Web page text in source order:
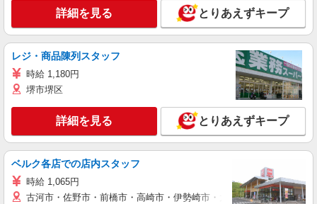
詳細を見る とりあえずキープ
レジ・商品陳列スタッフ
時給 1,180円
堺市堺区
詳細を見る とりあえずキープ
ベルク各店での店内スタッフ
時給 1,065円
古河市・佐野市・前橋市・高崎市・伊勢崎市・太田市・館林市・藤